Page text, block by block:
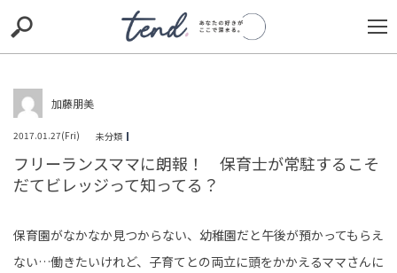
TIE-UP お出かけ
trill nordot RECOMMEND ARENA TOP
Unmute
加藤朋美
2017.01.27(Fri) 未分類
フリーランスママに朗報！ 保育士が常駐するこそ
だてビレッジって知ってる？
保育園がなかなか見つからない、幼稚園だと午後が預かってもらえ
ない…働きたいけれど、子育てとの両立に頭をかかえるママさんに